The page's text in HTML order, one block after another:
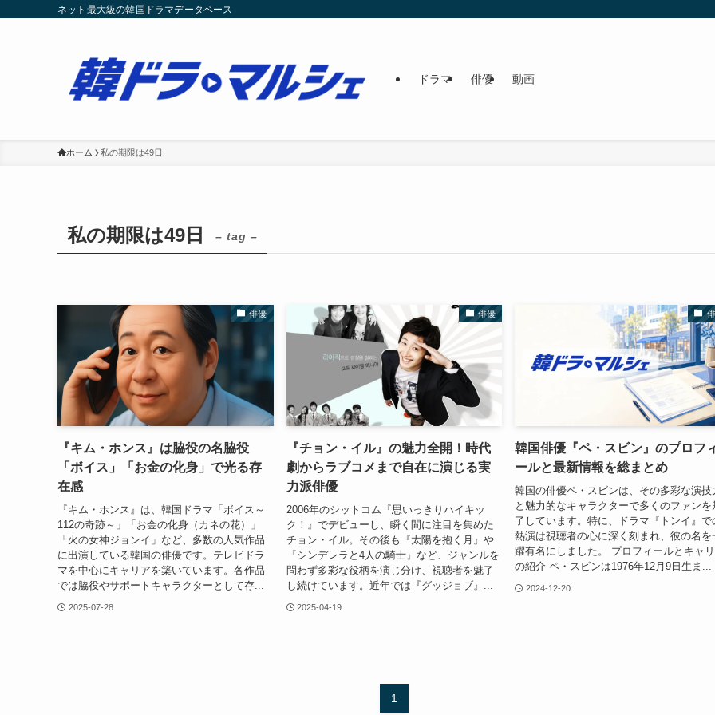
ネット最大級の韓国ドラマデータベース
ドラマ 俳優 動画
ホーム 私の期限は49日
私の期限は49日 – tag –
俳優
『キム・ホンス』は脇役の名脇役
「ボイス」「お金の化身」で光る存
在感
『キム・ホンス』は、韓国ドラマ「ボイス～
112の奇跡～」「お金の化身（カネの花）」
「火の女神ジョンイ」など、多数の人気作品
に出演している韓国の俳優です。テレビドラ
マを中心にキャリアを築いています。各作品
では脇役やサポートキャラクターとして存...
2025-07-28
俳優
『チョン・イル』の魅力全開！時代
劇からラブコメまで自在に演じる実
力派俳優
2006年のシットコム『思いっきりハイキッ
ク！』でデビューし、瞬く間に注目を集めた
チョン・イル。その後も『太陽を抱く月』や
『シンデレラと4人の騎士』など、ジャンルを
問わず多彩な役柄を演じ分け、視聴者を魅了
し続けています。近年では『グッジョブ』...
2025-04-19
韓国俳優『ペ・スビン』のプロフ
ールと最新情報を総まとめ
韓国の俳優ペ・スビンは、その多彩な演技
と魅力的なキャラクターで多くのファンを
了しています。特に、ドラマ『トンイ』で
熱演は視聴者の心に深く刻まれ、彼の名を
躍有名にしました。 プロフィールとキャ
の紹介 ペ・スビンは1976年12月9日生ま...
2024-12-20
1